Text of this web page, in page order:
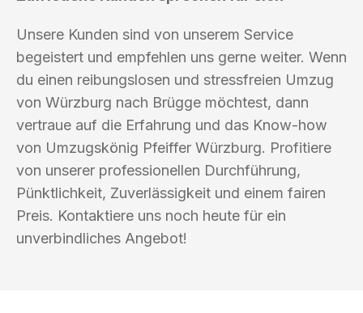
Unsere Kunden sind von unserem Service
begeistert und empfehlen uns gerne weiter. Wenn
du einen reibungslosen und stressfreien Umzug
von Würzburg nach Brügge möchtest, dann
vertraue auf die Erfahrung und das Know-how
von Umzugskönig Pfeiffer Würzburg. Profitiere
von unserer professionellen Durchführung,
Pünktlichkeit, Zuverlässigkeit und einem fairen
Preis. Kontaktiere uns noch heute für ein
unverbindliches Angebot!